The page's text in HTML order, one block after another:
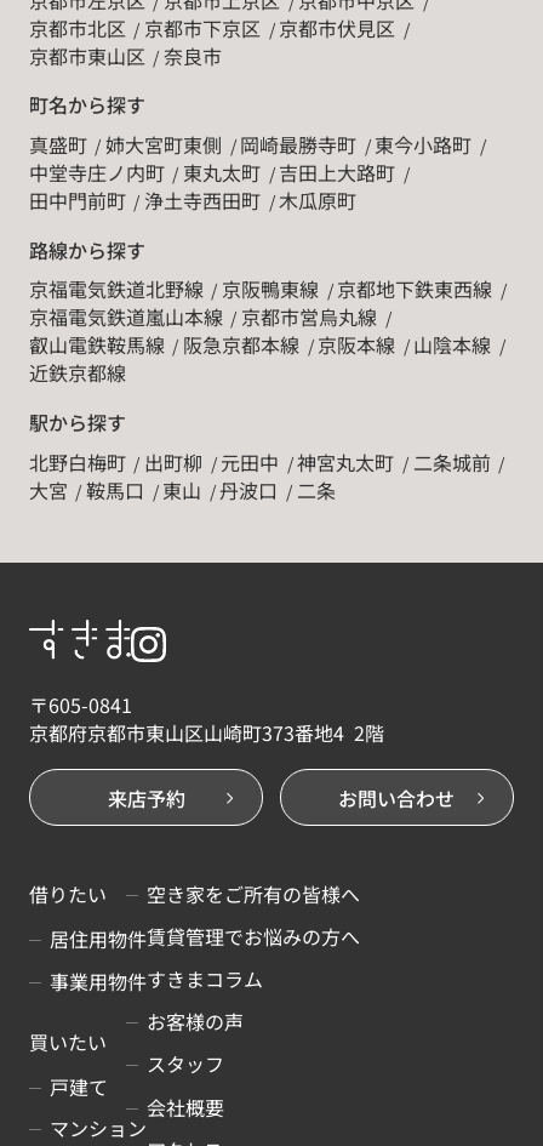
京都市北区
京都市下京区
京都市伏見区
京都市東山区
奈良市
町名から探す
真盛町
姉大宮町東側 岡崎最勝寺町
東今小路町
中堂寺庄ノ内町
東丸太町
吉田上大路町
田中門前町
浄土寺西田町
木瓜原町
路線から探す
京福電気鉄道北野線
京阪鴨東線
京都地下鉄東西線
京福電気鉄道嵐山本線
京都市営烏丸線
叡山電鉄鞍馬線
阪急京都本線 京阪本線
山陰本線
近鉄京都線
駅から探す
北野白梅町
出町柳 元田中 神宮丸太町
二条城前
大宮
鞍馬口 東山 丹波口 二条
〒605-0841
京都府京都市東山区山崎町373番地4 2階
来店予約 お問い合わせ
借りたい
居住用物件
事業用物件
買いたい
戸建て
マンション
空き家をご所有の皆様へ
賃貸管理でお悩みの方へ
すきまコラム
お客様の声
スタッフ
会社概要